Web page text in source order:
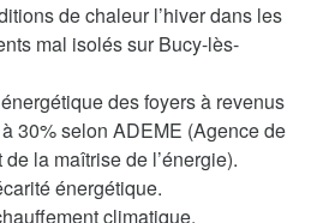
de chaleur l’hiver dans les
mal isolés sur Bucy-lès-
des foyers à revenus
30% selon ADEME (Agence de
de la maîtrise de l’énergie).
énergétique.
climatique.